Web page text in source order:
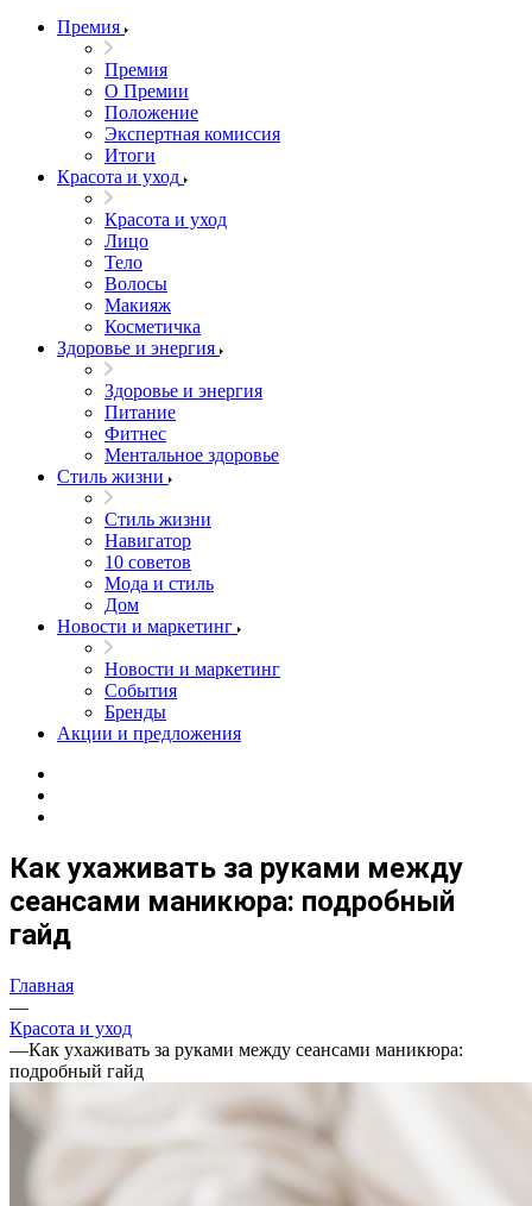
Премия
Премия
О Премии
Положение
Экспертная комиссия
Итоги
Красота и уход
Красота и уход
Лицо
Тело
Волосы
Макияж
Косметичка
Здоровье и энергия
Здоровье и энергия
Питание
Фитнес
Ментальное здоровье
Стиль жизни
Стиль жизни
Навигатор
10 советов
Мода и стиль
Дом
Новости и маркетинг
Новости и маркетинг
События
Бренды
Акции и предложения
Как ухаживать за руками между
сеансами маникюра: подробный
гайд
Главная
—
Красота и уход
—Как ухаживать за руками между сеансами маникюра:
подробный гайд